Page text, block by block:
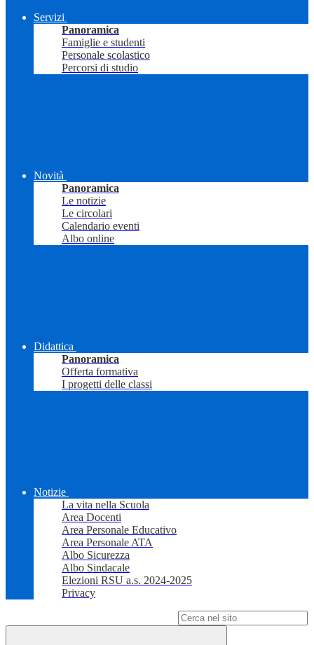
Servizi
Panoramica
Famiglie e studenti
Personale scolastico
Percorsi di studio
Novità
Panoramica
Le notizie
Le circolari
Calendario eventi
Albo online
Didattica
Panoramica
Offerta formativa
I progetti delle classi
Notizie
La vita nella Scuola
Area Docenti
Area Personale Educativo
Area Personale ATA
Albo Sicurezza
Albo Sindacale
Elezioni RSU a.s. 2024-2025
Privacy